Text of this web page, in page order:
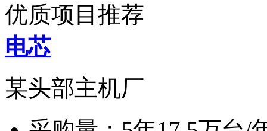
优质项目推荐
电芯
某头部主机厂